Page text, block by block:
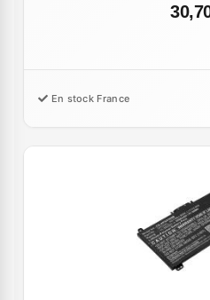
En stock France